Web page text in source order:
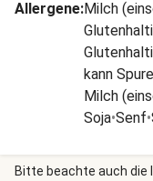
Allergene:Milch
kann
Milch
Soja•Senf•
Bitte beachte auch